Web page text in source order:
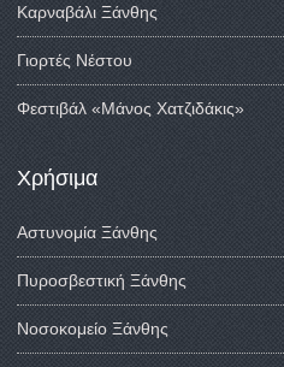
Καρναβάλι Ξάνθης
Γιορτές Νέστου
Φεστιβάλ «Μάνος Χατζιδάκις»
Χρήσιμα
Αστυνομία Ξάνθης
Πυροσβεστική Ξάνθης
Νοσοκομείο Ξάνθης